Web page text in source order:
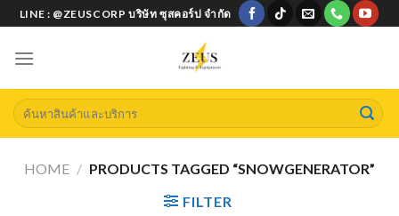
Skip
to
content
LINE : @ZEUSCORP บริษัท ซุสคอร์ป จำกัด
Search
for:
HOME / PRODUCTS TAGGED “SNOWGENERATOR”
FILTER